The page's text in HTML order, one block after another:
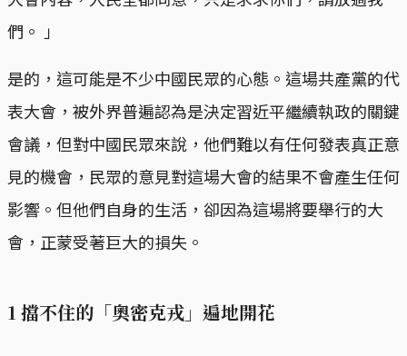
們。 」
是的，這可能是不少中國民眾的心態。這場共產黨的代
表大會，被外界普遍認為是決定習近平繼續執政的關鍵
會議，但對中國民眾來說，他們難以有任何發表真正意
見的機會，民眾的意見對這場大會的結果不會產生任何
影響。但他們自身的生活，卻因為這場將要舉行的大
會，正蒙受著巨大的損失。
1 擋不住的「奧密克戎」遍地開花